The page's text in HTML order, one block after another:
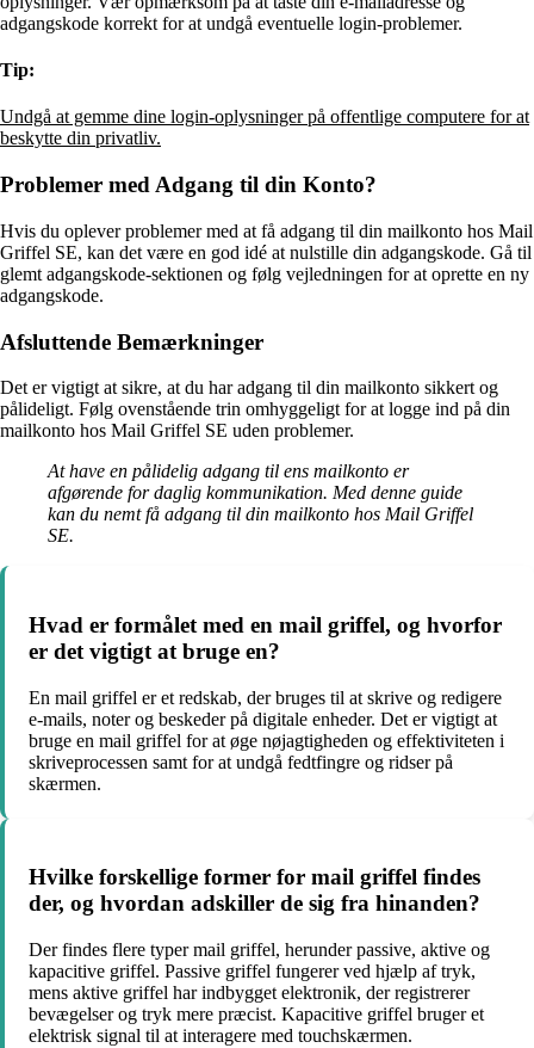
adgangskode korrekt for at undgå eventuelle login-problemer.
Tip:
Undgå at gemme dine login-oplysninger på offentlige computere for at
beskytte din privatliv.
Problemer med Adgang til din Konto?
Hvis du oplever problemer med at få adgang til din mailkonto hos Mail
Griffel SE, kan det være en god idé at nulstille din adgangskode. Gå til
glemt adgangskode-sektionen og følg vejledningen for at oprette en ny
adgangskode.
Afsluttende Bemærkninger
Det er vigtigt at sikre, at du har adgang til din mailkonto sikkert og
pålideligt. Følg ovenstående trin omhyggeligt for at logge ind på din
mailkonto hos Mail Griffel SE uden problemer.
At have en pålidelig adgang til ens mailkonto er
afgørende for daglig kommunikation. Med denne guide
kan du nemt få adgang til din mailkonto hos Mail Griffel
SE.
Hvad er formålet med en mail griffel, og hvorfor
er det vigtigt at bruge en?
En mail griffel er et redskab, der bruges til at skrive og redigere
e-mails, noter og beskeder på digitale enheder. Det er vigtigt at
bruge en mail griffel for at øge nøjagtigheden og effektiviteten i
skriveprocessen samt for at undgå fedtfingre og ridser på
skærmen.
Hvilke forskellige former for mail griffel findes
der, og hvordan adskiller de sig fra hinanden?
Der findes flere typer mail griffel, herunder passive, aktive og
kapacitive griffel. Passive griffel fungerer ved hjælp af tryk,
mens aktive griffel har indbygget elektronik, der registrerer
bevægelser og tryk mere præcist. Kapacitive griffel bruger et
elektrisk signal til at interagere med touchskærmen.